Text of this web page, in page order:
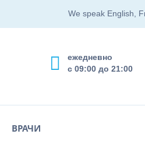
We speak English,
ежедневно
с 09:00 до 21:00
ВРАЧИ